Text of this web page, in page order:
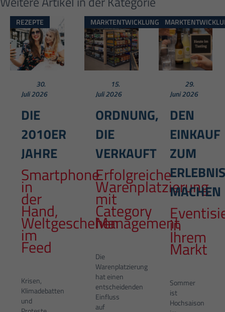
REZEPTE
30.
Juli 2026
DIE
2010ER
JAHRE
Smartphone
in
der
Hand,
Weltgeschehen
im
Feed
Krisen,
Klimadebatten
und
MARKTENTWICKLUNG
15.
Juli 2026
ORDNUNG,
DIE
VERKAUFT
Erfolgreiche
Warenplatzierung
mit
Category
Management
Die
Warenplatzierung
hat einen
entscheidenden
Einfluss
auf
29.
Juni 2026
DEN
EINKAUF
ZUM
ERLEBNIS
MACHEN
in
Ihrem
Markt
Sommer
ist
Hochsaison